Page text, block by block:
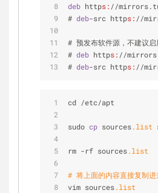
deb https: //
# deb-src https: //
# 预发布软件源，不建议启
# deb https: //
# deb-src https: //
cd /etc/apt
sudo cp sources.list
rm -rf sources.list
# 将上面的内容直接复制进
vim sources.list